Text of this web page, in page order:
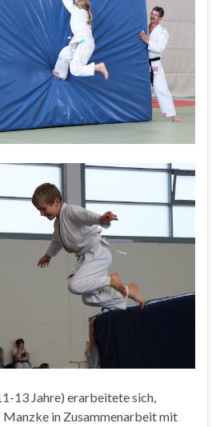
13 Jahre) erarbeitete sich,
Manzke in Zusammenarbeit mit